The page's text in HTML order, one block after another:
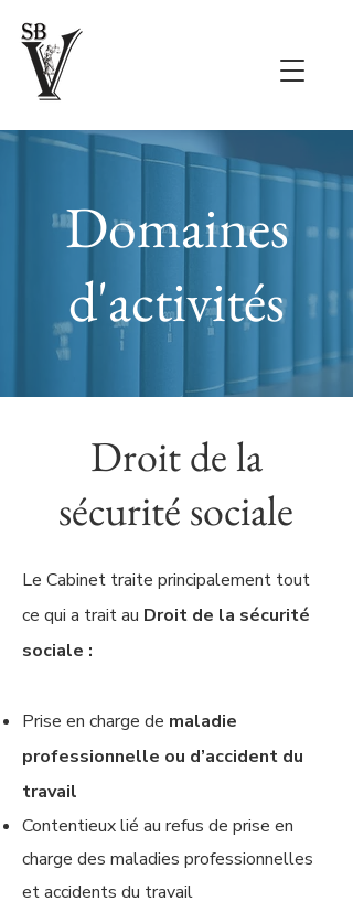
Domaines
d'activités
Droit de la
sécurité sociale
Le Cabinet traite principalement tout
ce qui a trait au Droit de la sécurité
sociale :
Prise en charge de maladie
professionnelle ou d’accident du
travail
Contentieux lié au refus de prise en
charge des maladies professionnelles
et accidents du travail